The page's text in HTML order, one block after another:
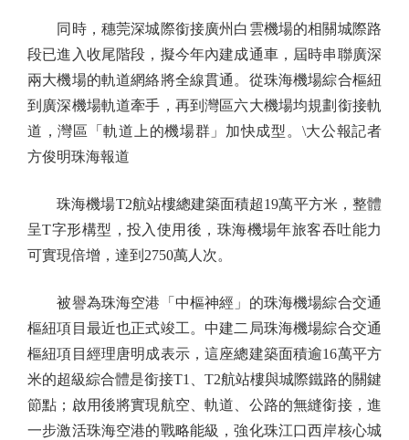
同時，穗莞深城際銜接廣州白雲機場的相關城際路
段已進入收尾階段，擬今年內建成通車，屆時串聯廣深
兩大機場的軌道網絡將全線貫通。從珠海機場綜合樞紐
到廣深機場軌道牽手，再到灣區六大機場均規劃銜接軌
道，灣區「軌道上的機場群」加快成型。\大公報記者
方俊明珠海報道
珠海機場T2航站樓總建築面積超19萬平方米，整體
呈T字形構型，投入使用後，珠海機場年旅客吞吐能力
可實現倍增，達到2750萬人次。
被譽為珠海空港「中樞神經」的珠海機場綜合交通
樞紐項目最近也正式竣工。中建二局珠海機場綜合交通
樞紐項目經理唐明成表示，這座總建築面積逾16萬平方
米的超級綜合體是銜接T1、T2航站樓與城際鐵路的關鍵
節點；啟用後將實現航空、軌道、公路的無縫銜接，進
一步激活珠海空港的戰略能級，強化珠江口西岸核心城